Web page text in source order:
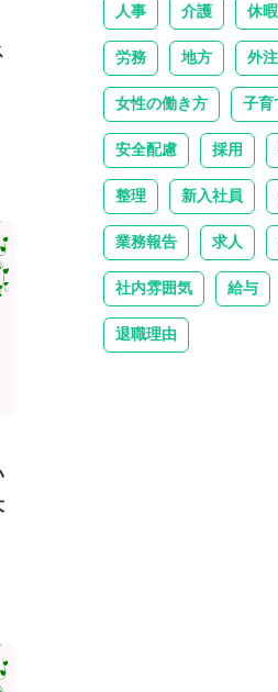
人事 介護 休暇
労務 地方 外注
女性の働き方 子育
安全配慮 採用
整理 新入社員
業務報告 求人
社内雰囲気 給与
退職理由